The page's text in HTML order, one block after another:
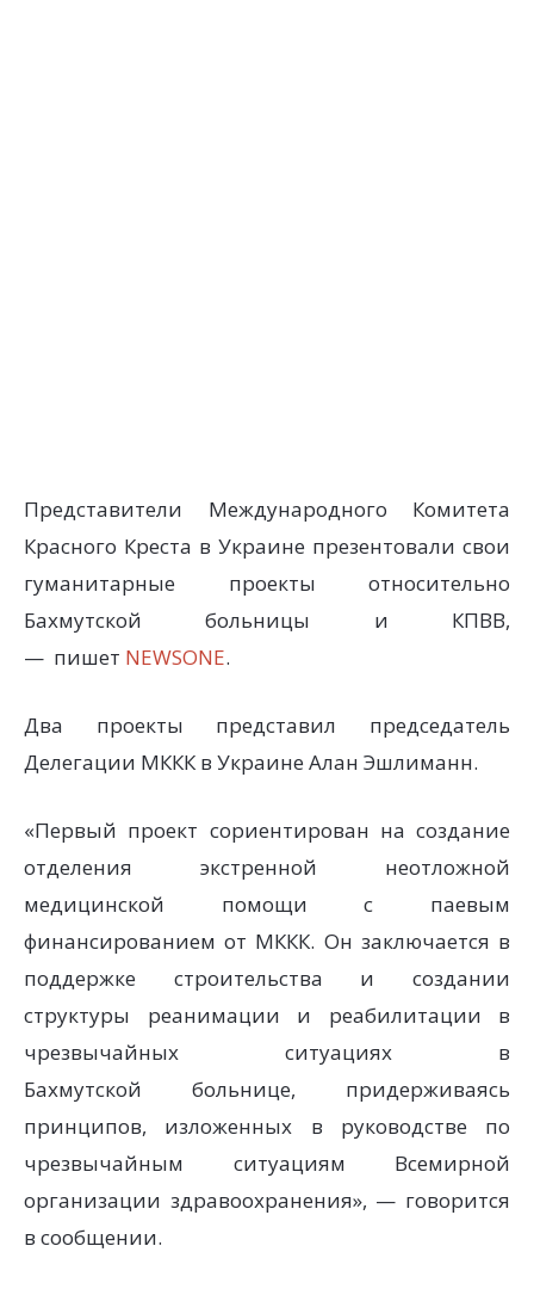
Представители Международного Комитета
Красного Креста в Украине презентовали свои
гуманитарные проекты относительно
Бахмутской больницы и КПВВ,
— пишет NEWSONE.
Два проекты представил председатель
Делегации МККК в Украине Алан Эшлиманн.
«Первый проект сориентирован на создание
отделения экстренной неотложной
медицинской помощи с паевым
финансированием от МККК. Он заключается в
поддержке строительства и создании
структуры реанимации и реабилитации в
чрезвычайных ситуациях в
Бахмутской больнице, придерживаясь
принципов, изложенных в руководстве по
чрезвычайным ситуациям Всемирной
организации здравоохранения», — говорится
в сообщении.